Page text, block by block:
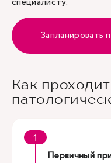
Запланировать
Как
Первичный